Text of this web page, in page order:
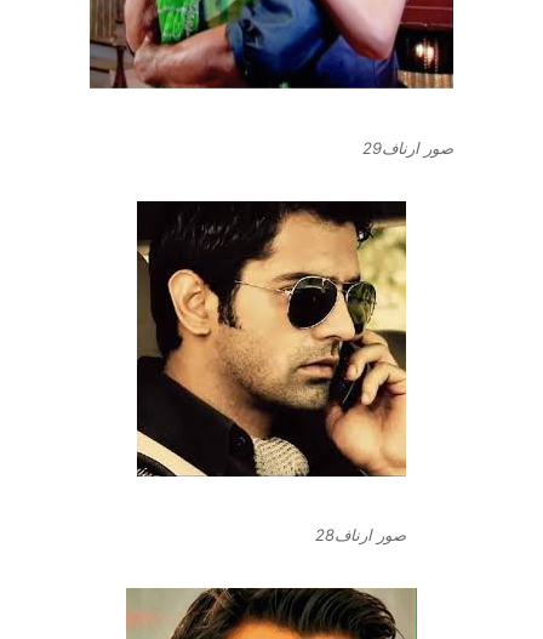
صور ارناف29
صور ارناف28